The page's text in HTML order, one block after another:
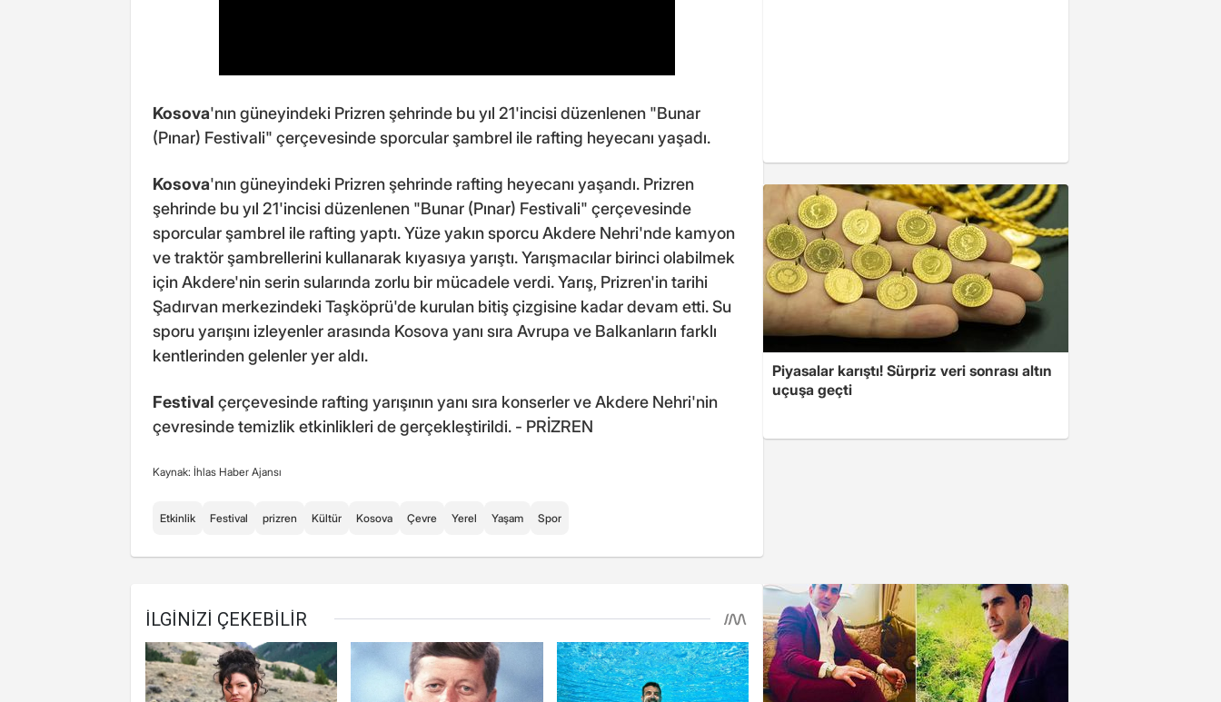
Kosova'nın güneyindeki Prizren şehrinde bu yıl 21'incisi düzenlenen "Bunar
(Pınar) Festivali" çerçevesinde sporcular şambrel ile rafting heyecanı yaşadı.
Kosova'nın güneyindeki Prizren şehrinde rafting heyecanı yaşandı. Prizren
şehrinde bu yıl 21'incisi düzenlenen "Bunar (Pınar) Festivali" çerçevesinde
sporcular şambrel ile rafting yaptı. Yüze yakın sporcu Akdere Nehri'nde kamyon
ve traktör şambrellerini kullanarak kıyasıya yarıştı. Yarışmacılar birinci olabilmek
için Akdere'nin serin sularında zorlu bir mücadele verdi. Yarış, Prizren'in tarihi
Şadırvan merkezindeki Taşköprü'de kurulan bitiş çizgisine kadar devam etti. Su
sporu yarışını izleyenler arasında Kosova yanı sıra Avrupa ve Balkanların farklı
kentlerinden gelenler yer aldı.
Festival çerçevesinde rafting yarışının yanı sıra konserler ve Akdere Nehri'nin
çevresinde temizlik etkinlikleri de gerçekleştirildi. - PRİZREN
Kaynak: İhlas Haber Ajansı
Etkinlik Festival prizren Kültür Kosova Çevre Yerel Yaşam Spor
Piyasalar karıştı! Sürpriz veri sonrası altın
uçuşa geçti